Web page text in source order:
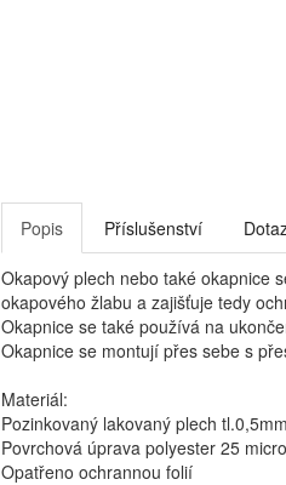
Popis Příslušenství
Okapový plech nebo také okapnice
okapového žlabu a zajišťuje tedy
Okapnice se také používá na
Okapnice se montují přes sebe s
Materiál:
Pozinkovaný lakovaný plech tl.0,5mm
Povrchová úprava polyester 25
Opatřeno ochrannou folií